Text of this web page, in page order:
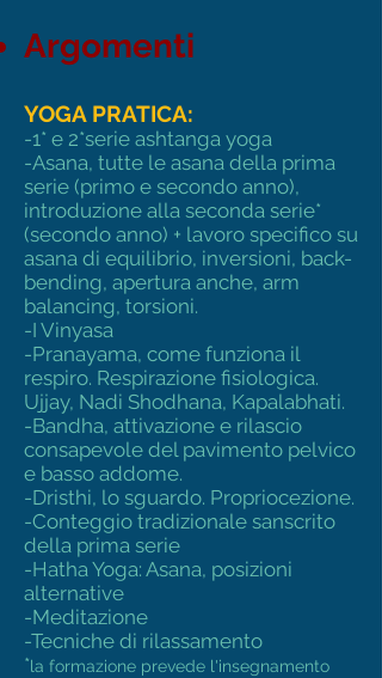
Argomenti
YOGA PRATICA:
-1* e 2*serie ashtanga yoga
-Asana, tutte le asana della prima
serie (primo e secondo anno),
introduzione alla seconda serie*
(secondo anno) + lavoro specifico su
asana di equilibrio, inversioni, back-
bending, apertura anche, arm
balancing, torsioni.
-I Vinyasa
-Pranayama, come funziona il
respiro. Respirazione fisiologica.
Ujjay, Nadi Shodhana, Kapalabhati.
-Bandha, attivazione e rilascio
consapevole del pavimento pelvico
e basso addome.
-Dristhi, lo sguardo. Propriocezione.
-Conteggio tradizionale sanscrito
della prima serie
-Hatha Yoga: Asana, posizioni
alternative
-Meditazione
​-Tecniche di rilassamento
*la formazione prevede l'insegnamento